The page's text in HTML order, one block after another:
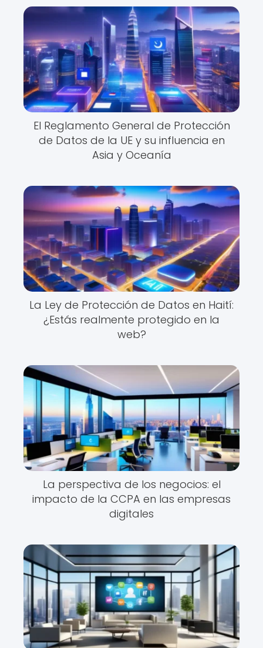
El Reglamento General de Protección
de Datos de la UE y su influencia en
Asia y Oceanía
La Ley de Protección de Datos en Haití:
¿Estás realmente protegido en la
web?
La perspectiva de los negocios: el
impacto de la CCPA en las empresas
digitales